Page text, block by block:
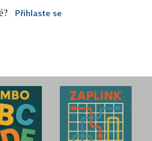
Přihlaste se